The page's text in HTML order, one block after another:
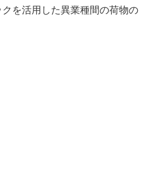
を活用した異業種間の荷物の